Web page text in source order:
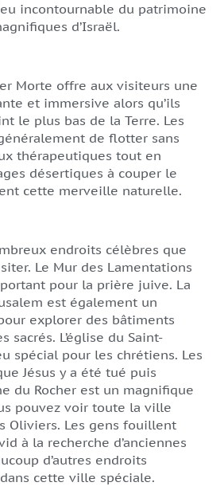
incontournable du patrimoine
d’Israël.
Morte offre aux visiteurs une
et immersive alors qu’ils
le plus bas de la Terre. Les
de flotter sans
thérapeutiques tout en
désertiques à couper le
cette merveille naturelle.
endroits célèbres que
Le Mur des Lamentations
pour la prière juive. La
est également un
explorer des bâtiments
sacrés. L’église du Saint-
spécial pour les chrétiens. Les
Jésus y a été tué puis
du Rocher est un magnifique
pouvez voir toute la ville
Oliviers. Les gens fouillent
à la recherche d’anciennes
d’autres endroits
cette ville spéciale.